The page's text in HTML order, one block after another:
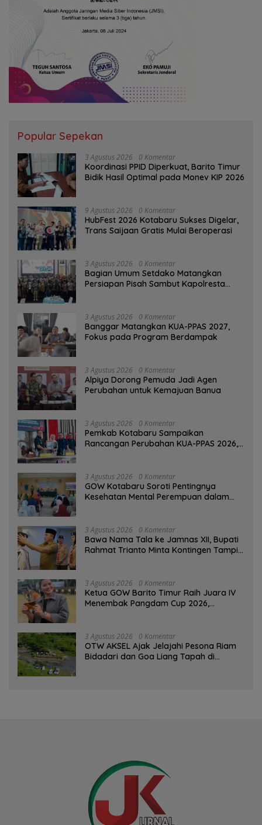
Popular Sepekan
3 Agustus 2026 0 Komentar
Koordinasi PPID Diperkuat, Barito Timur
Bidik Hasil Optimal pada Monev KIP 2026
9 Agustus 2026 0 Komentar
HubFest 2026 Kotabaru Sukses Digelar,
Trans Saijaan Gratis Mulai Beroperasi
3 Agustus 2026 0 Komentar
Bagian Umum Setdako Matangkan
Persiapan Pisah Sambut Kapolresta
3 Agustus 2026 0 Komentar
‎Banggar Matangkan KUA-PPAS 2027,
Fokus pada Program Berdampak
3 Agustus 2026 0 Komentar
‎Alpiya Dorong Pemuda Jadi Agen
Perubahan untuk Kemajuan Banua ‎
3 Agustus 2026 0 Komentar
Pemkab Kotabaru Sampaikan
Rancangan Perubahan KUA-PPAS 2026,
3 Agustus 2026 0 Komentar
GOW Kotabaru Soroti Pentingnya
Kesehatan Mental Perempuan dalam
3 Agustus 2026 0 Komentar
Bawa Nama Tala ke Jamnas XII, Bupati
Rahmat Trianto Minta Kontingen Tampil
3 Agustus 2026 0 Komentar
Ketua GOW Barito Timur Raih Juara IV
Menembak Pangdam Cup 2026,
3 Agustus 2026 0 Komentar
OTW AKSEL Ajak Jelajahi Pesona Riam
Bidadari dan Goa Liang Tapah di